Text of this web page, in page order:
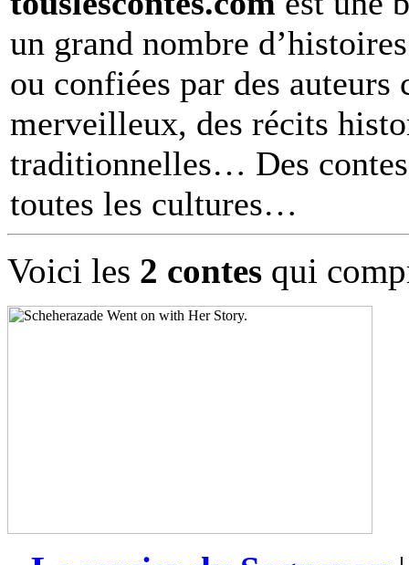
un grand nombre
ou confiées par des
merveilleux, des récits
traditionnelles… Des
toutes les cultures
Voici les 2 contes qui